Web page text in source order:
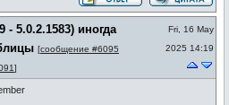
- 5.0.2.1583) иногда
[сообщение #6095
]
Fri, 16 May
2025 14:19